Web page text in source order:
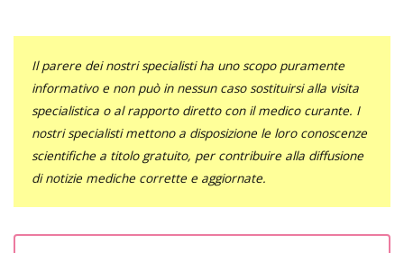
Il parere dei nostri specialisti ha uno scopo puramente
informativo e non può in nessun caso sostituirsi alla visita
specialistica o al rapporto diretto con il medico curante. I
nostri specialisti mettono a disposizione le loro conoscenze
scientifiche a titolo gratuito, per contribuire alla diffusione
di notizie mediche corrette e aggiornate.